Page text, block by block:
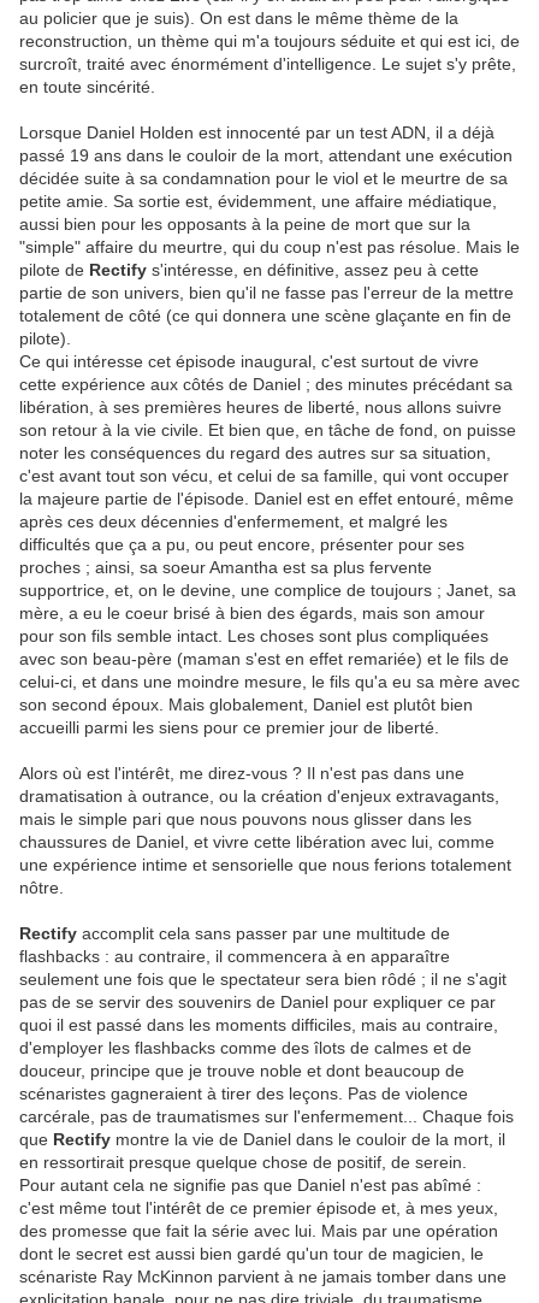
au policier que je suis). On est dans le même thème de la
reconstruction, un thème qui m'a toujours séduite et qui est ici, de
surcroît, traité avec énormément d'intelligence. Le sujet s'y prête,
en toute sincérité.
Lorsque Daniel Holden est innocenté par un test ADN, il a déjà
passé 19 ans dans le couloir de la mort, attendant une exécution
décidée suite à sa condamnation pour le viol et le meurtre de sa
petite amie. Sa sortie est, évidemment, une affaire médiatique,
aussi bien pour les opposants à la peine de mort que sur la
"simple" affaire du meurtre, qui du coup n'est pas résolue. Mais le
pilote de Rectify s'intéresse, en définitive, assez peu à cette
partie de son univers, bien qu'il ne fasse pas l'erreur de la mettre
totalement de côté (ce qui donnera une scène glaçante en fin de
pilote).
Ce qui intéresse cet épisode inaugural, c'est surtout de vivre
cette expérience aux côtés de Daniel ; des minutes précédant sa
libération, à ses premières heures de liberté, nous allons suivre
son retour à la vie civile. Et bien que, en tâche de fond, on puisse
noter les conséquences du regard des autres sur sa situation,
c'est avant tout son vécu, et celui de sa famille, qui vont occuper
la majeure partie de l'épisode. Daniel est en effet entouré, même
après ces deux décennies d'enfermement, et malgré les
difficultés que ça a pu, ou peut encore, présenter pour ses
proches ; ainsi, sa soeur Amantha est sa plus fervente
supportrice, et, on le devine, une complice de toujours ; Janet, sa
mère, a eu le coeur brisé à bien des égards, mais son amour
pour son fils semble intact. Les choses sont plus compliquées
avec son beau-père (maman s'est en effet remariée) et le fils de
celui-ci, et dans une moindre mesure, le fils qu'a eu sa mère avec
son second époux. Mais globalement, Daniel est plutôt bien
accueilli parmi les siens pour ce premier jour de liberté.
Alors où est l'intérêt, me direz-vous ? Il n'est pas dans une
dramatisation à outrance, ou la création d'enjeux extravagants,
mais le simple pari que nous pouvons nous glisser dans les
chaussures de Daniel, et vivre cette libération avec lui, comme
une expérience intime et sensorielle que nous ferions totalement
nôtre.
Rectify accomplit cela sans passer par une multitude de
flashbacks : au contraire, il commencera à en apparaître
seulement une fois que le spectateur sera bien rôdé ; il ne s'agit
pas de se servir des souvenirs de Daniel pour expliquer ce par
quoi il est passé dans les moments difficiles, mais au contraire,
d'employer les flashbacks comme des îlots de calmes et de
douceur, principe que je trouve noble et dont beaucoup de
scénaristes gagneraient à tirer des leçons. Pas de violence
carcérale, pas de traumatismes sur l'enfermement... Chaque fois
que Rectify montre la vie de Daniel dans le couloir de la mort, il
en ressortirait presque quelque chose de positif, de serein.
Pour autant cela ne signifie pas que Daniel n'est pas abîmé :
c'est même tout l'intérêt de ce premier épisode et, à mes yeux,
des promesse que fait la série avec lui. Mais par une opération
dont le secret est aussi bien gardé qu'un tour de magicien, le
scénariste Ray McKinnon parvient à ne jamais tomber dans une